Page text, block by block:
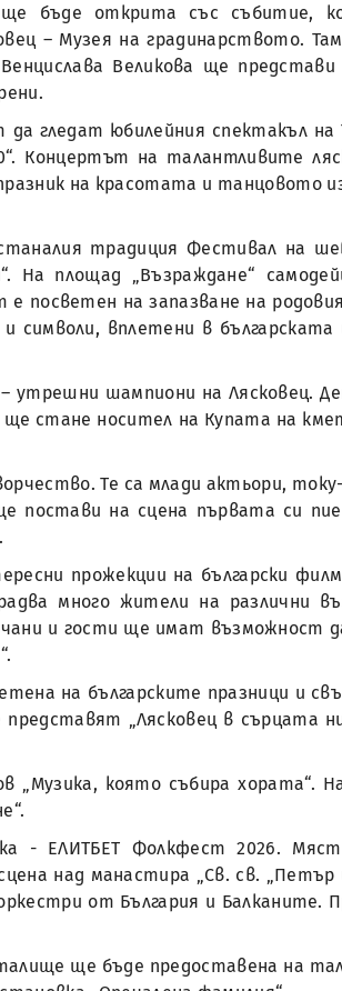
ще бъде открита със събитие,
– Музея на градинарството.
Великова ще
гледат юбилейния спектакъл на
Концертът на талантливите
на красотата и танцовото
традиция Фестивал на
На площад „Възраждане“
посветен на запазване на
символи, вплетени в
утрешни шампиони на Лясковец.
ще стане носител на Купата на
Те са млади актьори,
на сцена първата си
прожекции на български
много жители на различни
и гости ще имат възможност
на българските празници и
„Лясковец в сърцата
която събира хората“.
- ЕЛИТБЕТ Фолкфест 2026.
над манастира „Св. св.
от България и Балканите.
ще бъде предоставена на